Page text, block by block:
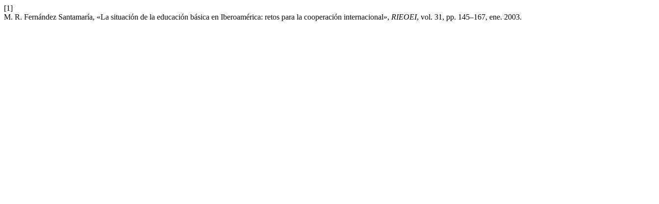
[1]
M. R. Fernández Santamaría, «La situación de la educación básica en Iberoamérica: retos para la cooperación internacional», RIEOEI, vol. 31, pp. 145–167, ene. 2003.